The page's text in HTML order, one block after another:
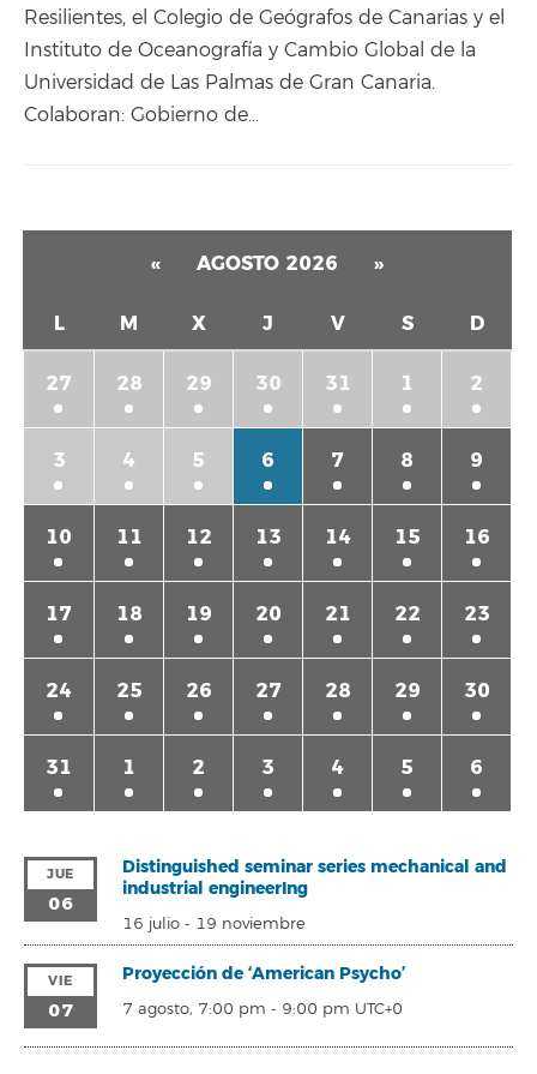
Resilientes, el Colegio de Geógrafos de Canarias y el
Instituto de Oceanografía y Cambio Global de la
Universidad de Las Palmas de Gran Canaria.
Colaboran: Gobierno de…
« AGOSTO 2026 »
L M X J V S D
27 28 29 30 31 1 2
3 4 5 6 7 8 9
10 11 12 13 14 15 16
17 18 19 20 21 22 23
24 25 26 27 28 29 30
31 1 2 3 4 5 6
JUE
06
Distinguished seminar series mechanical and
industrial engineerIng
16 julio- 19 noviembre
VIE
07
Proyección de ‘American Psycho’
7 agosto, 7:00 pm - 9:00 pm UTC+0